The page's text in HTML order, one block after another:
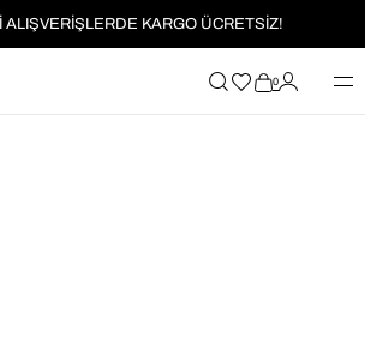
ALIŞVERİŞLERDE KARGO ÜCRETSİZ!
ÖZEL İLK ALIŞVERİŞİNİZE %5 İNDİRİM
0